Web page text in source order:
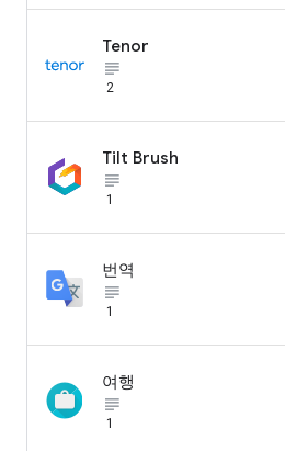
Tenor
subject_black
2
Tilt Brush
subject_black
1
번역
subject_black
1
여행
subject_black
1